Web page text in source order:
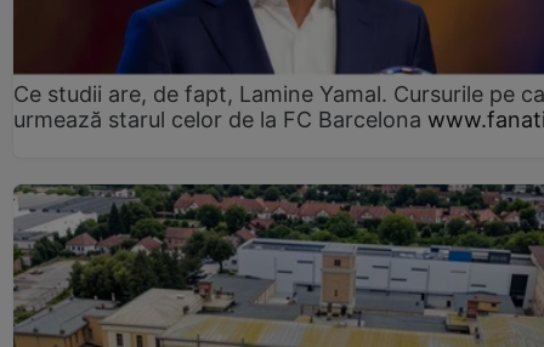
Ce studii are, de fapt, Lamine Yamal. Cursurile pe
urmează starul celor de la FC Barcelona